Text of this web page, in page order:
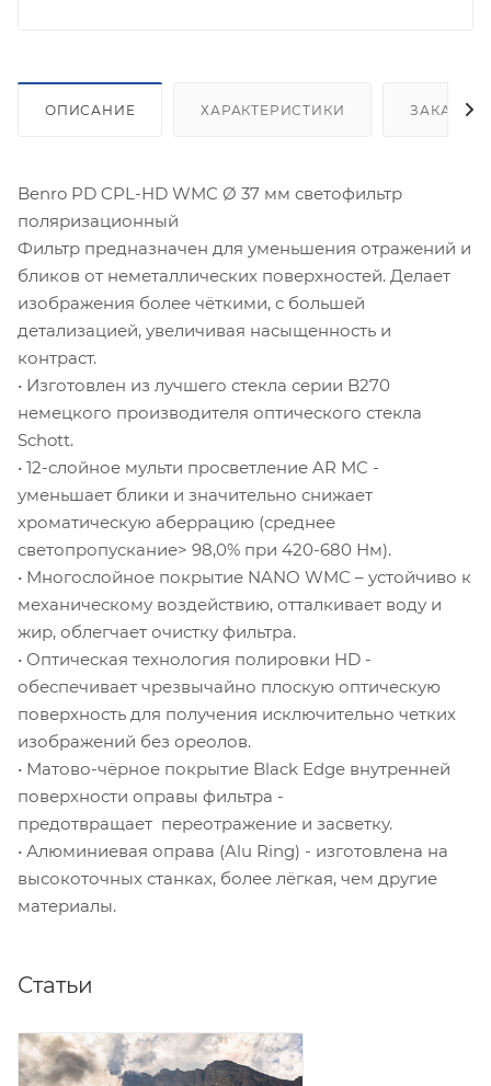
ОПИСАНИЕ ХАРАКТЕРИСТИКИ
Benro PD CPL-HD WMC Ø 37 мм светофильтр
поляризационный
Фильтр предназначен для уменьшения отражений и
бликов от неметаллических поверхностей. Делает
изображения более чёткими, с большей
детализацией, увеличивая насыщенность и
контраст.
• Изготовлен из лучшего стекла серии B270
немецкого производителя оптического стекла
Schott.
• 12-слойное мульти просветление AR MC -
уменьшает блики и значительно снижает
хроматическую аберрацию (среднее
светопропускание> 98,0% при 420-680 Нм).
• Многослойное покрытие NANO WMC – устойчиво к
механическому воздействию, отталкивает воду и
жир, облегчает очистку фильтра.
• Оптическая технология полировки HD -
обеспечивает чрезвычайно плоскую оптическую
поверхность для получения исключительно четких
изображений без ореолов.
• Матово-чёрное покрытие Black Edge внутренней
поверхности оправы фильтра -
предотвращает переотражение и засветку.
• Алюминиевая оправа (Alu Ring) - изготовлена на
высокоточных станках, более лёгкая, чем другие
материалы.
Статьи